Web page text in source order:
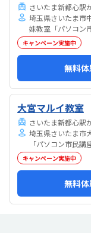
さいたま新都心駅
埼玉県さいたま市
妹教室「パソコン
キャンペーン実施中
無料
大宮マルイ教室
さいたま新都心駅
埼玉県さいたま市
「パソコン市民講
キャンペーン実施中
無料